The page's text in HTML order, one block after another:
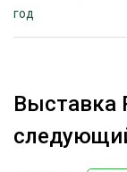
год
Выставка